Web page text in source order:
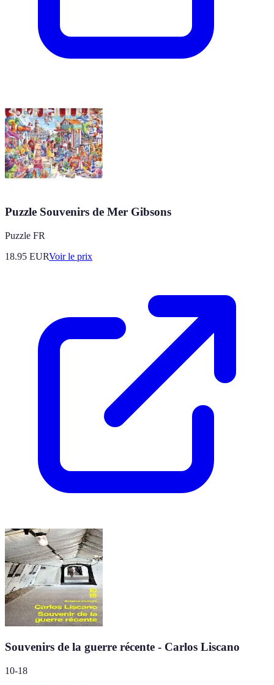
Puzzle Souvenirs de Mer Gibsons
Puzzle FR
18.95 EURVoir le prix
Souvenirs de la guerre récente - Carlos Liscano
10-18